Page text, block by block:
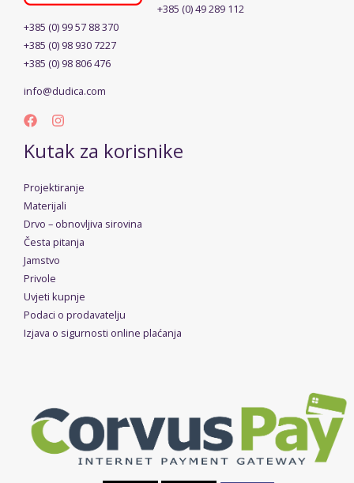
+385 (0) 49 289 112
+385 (0) 99 57 88 370
+385 (0) 98 930 7227
+385 (0) 98 806 476
info@dudica.com
Kutak za korisnike
Projektiranje
Materijali
Drvo – obnovljiva sirovina
Česta pitanja
Jamstvo
Privole
Uvjeti kupnje
Podaci o prodavatelju
Izjava o sigurnosti online plaćanja